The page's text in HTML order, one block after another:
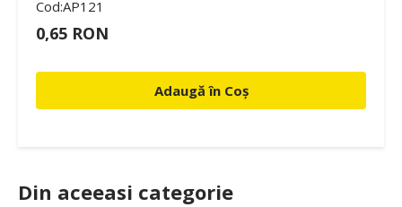
Cod:AP121
0,65 RON
Adaugă în Coș
Din aceeasi categorie